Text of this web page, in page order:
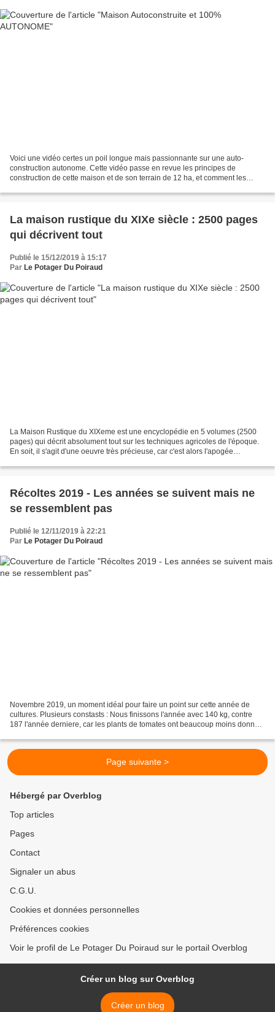
Voici une vidéo certes un poil longue mais passionnante sur une auto-
construction autonome. Cette vidéo passe en revue les principes de
construction de cette maison et de son terrain de 12 ha, et comment les
La maison rustique du XIXe siècle : 2500 pages
qui décrivent tout
Publié le 15/12/2019 à 15:17
Par Le Potager Du Poiraud
La Maison Rustique du XIXeme est une encyclopédie en 5 volumes (2500
pages) qui décrit absolument tout sur les techniques agricoles de l'époque.
En soit, il s'agit d'une oeuvre très précieuse, car c'est alors l'apogée
Récoltes 2019 - Les années se suivent mais ne
se ressemblent pas
Publié le 12/11/2019 à 22:21
Par Le Potager Du Poiraud
Novembre 2019, un moment idéal pour faire un point sur cette année de
cultures. Plusieurs constasts : Nous finissons l'année avec 140 kg, contre
187 l'année derniere, car les plants de tomates ont beaucoup moins donné
Page suivante >
Hébergé par Overblog
Top articles
Pages
Contact
Signaler un abus
C.G.U.
Cookies et données personnelles
Préférences cookies
Voir le profil de Le Potager Du Poiraud sur le portail Overblog
Créer un blog sur Overblog
Créer un blog